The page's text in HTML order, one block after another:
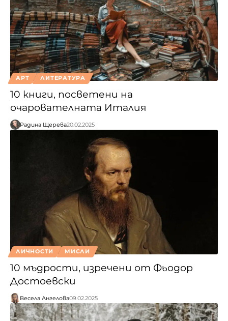
АРТ ЛИТЕРАТУРА
10 книги, посветени на
очарователната Италия
Радина Щерева20.02.2025
ЛИЧНОСТИ МИСЛИ
10 мъдрости, изречени от Фьодор
Достоевски
Весела Ангелова09.02.2025